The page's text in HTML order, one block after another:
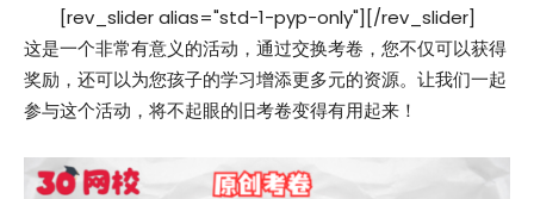
[rev_slider alias="std-1-pyp-only"][/rev_slider]
这是一个非常有意义的活动，通过交换考卷，您不仅可以获得
奖励，还可以为您孩子的学习增添更多元的资源。让我们一起
参与这个活动，将不起眼的旧考卷变得有用起来！